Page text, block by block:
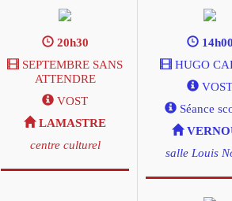
20h30
SEPTEMBRE SANS
ATTENDRE
VOST
LAMASTRE
centre culturel
14h00
HUGO
VOST
Séance
salle Louis